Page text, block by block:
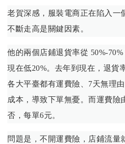
老賀深感，服裝電商正在陷入一
不斷走高是關鍵因素。
他的兩個店鋪退貨率從 50%-
現在低20%。去年到現在，退貨
各大平臺都有運費險、7天無理
成本，導致下單無憂。而運費險
否，每單6元。
問題是，不開運費險，店鋪流量